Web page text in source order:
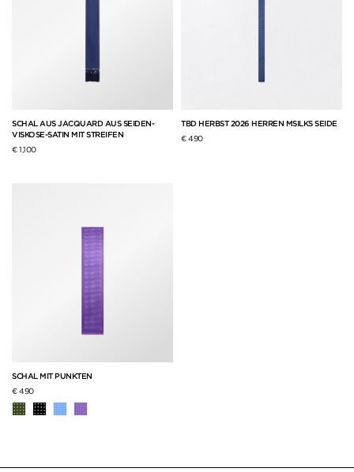
SCHAL AUS JACQUARD AUS SEIDEN-
VISKOSE-SATIN MIT STREIFEN
€ 1,100
TBD HERBST 2026 HERREN MSILKS SEIDE
€ 490
SCHAL MIT PUNKTEN
€ 490